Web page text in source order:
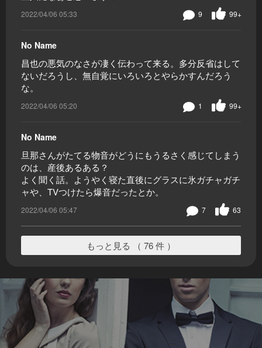
2022/04/06 05:33 99+
9
No Name
昌也の悪気のなさが凄く伝わって来る。多分反省はして
ないだろうし、無自覚にいろいろとやらかすんだろう
な。
2022/04/06 05:20 99+
1
No Name
旦那さんがたてる物音がどうにもうるさく感じてしまう
のは、産後あるある？
よく聞く話。ようやく寝た直後にグラスに氷ガチャガチ
ャや、TVつけたら爆音だったとか。
2022/04/06 05:47 63
7
もっと見る （ 76 件 ）